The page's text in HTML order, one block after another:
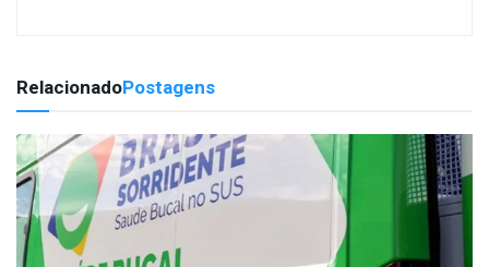
RelacionadoPostagens